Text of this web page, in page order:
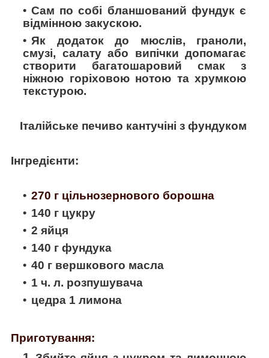
Сам по собі бланшований фундук є
відмінною закускою.
Як додаток до мюслів, граноли,
смузі, салату або випічки допомагає
створити багатошаровий смак з
ніжною горіховою нотою та хрумкою
текстурою.
Італійське печиво кантучіні з фундуком
Інгредієнти:
270 г цільнозернового борошна
140 г цукру
2 яйця
140 г фундука
40 г вершкового масла
1 ч. л. розпушувача
цедра 1 лимона
Приготування: